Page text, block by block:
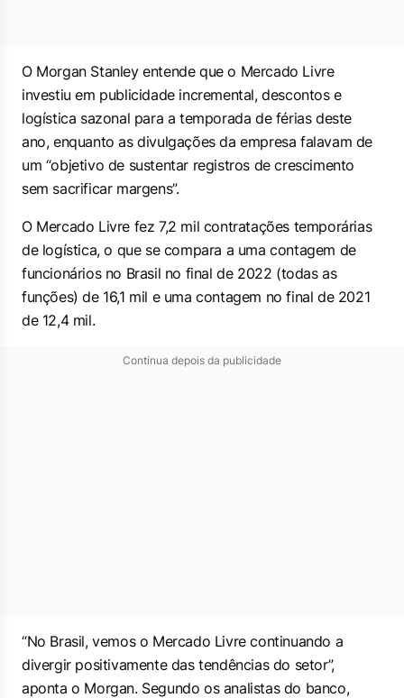
O Morgan Stanley entende que o Mercado Livre
investiu em publicidade incremental, descontos e
logística sazonal para a temporada de férias deste
ano, enquanto as divulgações da empresa falavam de
um “objetivo de sustentar registros de crescimento
sem sacrificar margens”.
O Mercado Livre fez 7,2 mil contratações temporárias
de logística, o que se compara a uma contagem de
funcionários no Brasil no final de 2022 (todas as
funções) de 16,1 mil e uma contagem no final de 2021
de 12,4 mil.
Continua depois da publicidade
“No Brasil, vemos o Mercado Livre continuando a
divergir positivamente das tendências do setor”,
aponta o Morgan. Segundo os analistas do banco,